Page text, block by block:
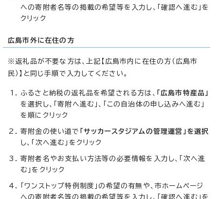
への寄附者名等の掲載の希望等を入力し、「確認へ進む」を
クリック
広島市外に在住の方
※返礼品が不要な方は、上記【広島市内に在住の方（広島市
民）】と同じ手順で入力してください。
ふるさと納税の返礼品を希望される方は、
「広島市特産品」
を選択し、「寄附へ進む」、「この自治体の申し込みへ進む」
を順にクリック
寄附金の使い道で 「サッカースタジアムの管理運営」を選択
し、「次へ進む」をクリック
寄附者名やお支払い方法等の必要情報を入力し、「次へ進
む」をクリック
「ワンストップ特例制度」の希望の有無や、市ホームページ
への寄附者名等の掲載の希望等を入力し、「確認へ進む」を